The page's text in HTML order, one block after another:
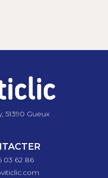
51390 Gueux
03 62 86